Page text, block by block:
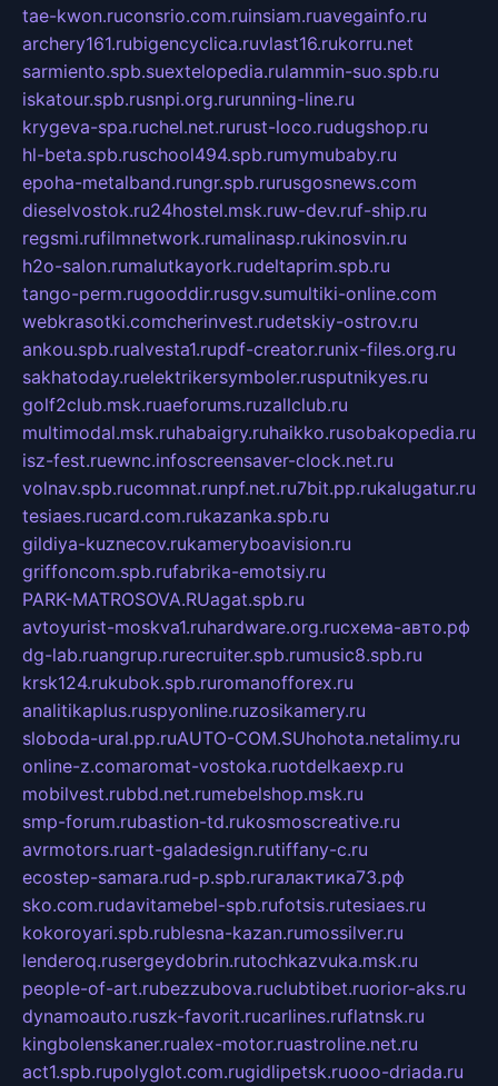
tae-kwon.ruconsrio.com.ruinsiam.ruavegainfo.ru
archery161.rubigencyclica.ruvlast16.rukorru.net
sarmiento.spb.suextelopedia.rulammin-suo.spb.ru
iskatour.spb.rusnpi.org.rurunning-line.ru
krygeva-spa.ruchel.net.rurust-loco.rudugshop.ru
hl-beta.spb.ruschool494.spb.rumymubaby.ru
epoha-metalband.rungr.spb.rurusgosnews.com
dieselvostok.ru24hostel.msk.ruw-dev.ruf-ship.ru
regsmi.rufilmnetwork.rumalinasp.rukinosvin.ru
h2o-salon.rumalutkayork.rudeltaprim.spb.ru
tango-perm.rugooddir.rusgv.sumultiki-online.com
webkrasotki.comcherinvest.rudetskiy-ostrov.ru
ankou.spb.rualvesta1.rupdf-creator.runix-files.org.ru
sakhatoday.ruelektrikersymboler.rusputnikyes.ru
golf2club.msk.ruaeforums.ruzallclub.ru
multimodal.msk.ruhabaigry.ruhaikko.rusobakopedia.ru
isz-fest.ruewnc.infoscreensaver-clock.net.ru
volnav.spb.rucomnat.runpf.net.ru7bit.pp.rukalugatur.ru
tesiaes.rucard.com.rukazanka.spb.ru
gildiya-kuznecov.rukameryboavision.ru
griffoncom.spb.rufabrika-emotsiy.ru
PARK-MATROSOVA.RUagat.spb.ru
avtoyurist-moskva1.ruhardware.org.ruсхема-авто.рф
dg-lab.ruangrup.rurecruiter.spb.rumusic8.spb.ru
krsk124.rukubok.spb.ruromanofforex.ru
analitikaplus.ruspyonline.ruzosikamery.ru
sloboda-ural.pp.ruAUTO-COM.SUhohota.netalimy.ru
online-z.comaromat-vostoka.ruotdelkaexp.ru
mobilvest.rubbd.net.rumebelshop.msk.ru
smp-forum.rubastion-td.rukosmoscreative.ru
avrmotors.ruart-galadesign.rutiffany-c.ru
ecostep-samara.rud-p.spb.ruгалактика73.рф
sko.com.rudavitamebel-spb.rufotsis.rutesiaes.ru
kokoroyari.spb.rublesna-kazan.rumossilver.ru
lenderoq.rusergeydobrin.rutochkazvuka.msk.ru
people-of-art.rubezzubova.ruclubtibet.ruorior-aks.ru
dynamoauto.ruszk-favorit.rucarlines.ruflatnsk.ru
kingbolenskaner.rualex-motor.ruastroline.net.ru
act1.spb.rupolyglot.com.rugidlipetsk.ruooo-driada.ru